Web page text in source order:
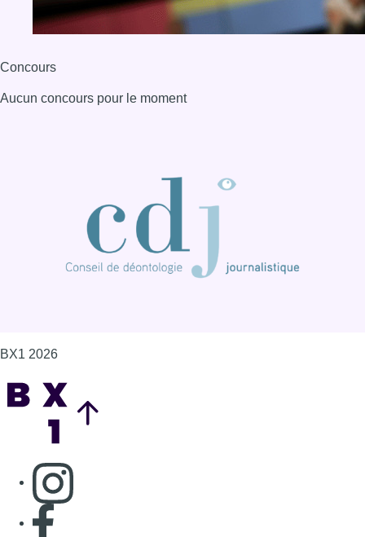
Concours
Aucun concours pour le moment
BX1 2026
Consulter page Instagram
Consulter page Facebook